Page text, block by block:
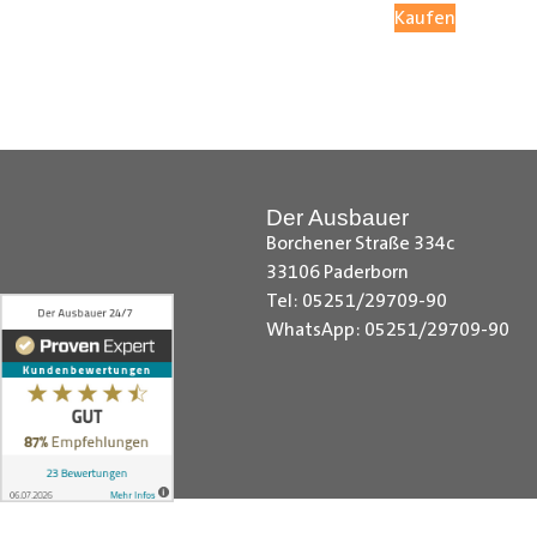
Radkastenschutz: In Ihrem
Ø Mit werkseitigen
Ø Ohne werkseitigen
Kaufen
Der Ausbauer
Borchener Straße 334c
33106 Paderborn
Tel: 05251/29709-90
WhatsApp: 05251/29709-90